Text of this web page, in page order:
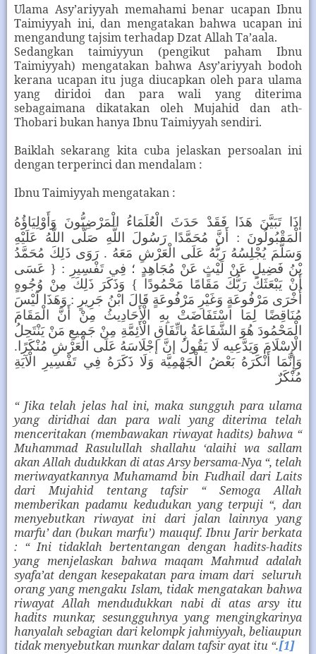
Ulama Asy’ariyyah memahami benar ucapan Ibnu
Taimiyyah ini, dan mengatakan bahwa ucapan ini
mengandung tajsim terhadap Dzat Allah Ta’aala.
Sedangkan taimiyyun (pengikut paham Ibnu
Taimiyyah) mengatakan bahwa Asy’ariyyah bodoh
kerana ucapan itu juga diucapkan oleh para ulama
yang diridoi dan para wali yang diterima
sebagaimana dikatakan oleh Mujahid dan ath-
Thobari bukan hanya Ibnu Taimiyyah sendiri.
Baiklah sekarang kita cuba jelaskan persoalan ini
dengan terperinci dan mendalam :
Ibnu Taimiyyah mengatakan :
إذَا تَبَيَّنَ هَذَا فَقَدْ حَدَثَ الْعُلَمَاءُ الْمَرْضِيُّونَ وَأَوْلِيَاؤُهُ
الْمَقْبُولُونَ : أَنَّ مُحَمَّدًا رَسُولَ اللَّهِ صَلَّى اللَّهُ عَلَيْهِ
وَسَلَّمَ يُجْلِسُهُ رَبُّهُ عَلَى الْعَرْشِ مَعَهُ . رَوَى ذَلِكَ مُحَمَّدُ
بْنُ فَضِيلٍ عَنْ لَيْثٍ عَنْ مُجَاهِدٍ ؛ فِي تَفْسِيرِ : { عَسَى
أَنْ يَبْعَثَكَ رَبُّكَ مَقَامًا مَحْمُودًا } وَذَكَرَ ذَلِكَ مِنْ وُجُوهٍ
أُخْرَى مَرْفُوعَةٍ وَغَيْرِ مَرْفُوعَةٍ قَالَ ابْنُ جَرِيرٍ : وَهَذَا لَيْسَ
مُنَاقِضًا لِمَا اسْتَفَاضَتْ بِهِ الْأَحَادِيثُ مِنْ أَنَّ الْمَقَامَ
الْمَحْمُودَ هُوَ الشَّفَاعَةُ بِاتِّفَاقِ الْأَئِمَّةِ مِنْ جَمِيعِ مَنْ يَنْتَحِلُ
الْإِسْلَامَ وَيَدَّعِيه لَا يَقُولُ إنَّ إجْلَاسَهُ عَلَى الْعَرْشِ مُنْكَرًا.
وَإِنَّمَا أَنْكَرَهُ بَعْضُ الْجَهْمِيَّة وَلَا ذَكَرَهُ فِي تَفْسِيرِ الْآيَةِ
مُنْكَرٌ
“ Jika telah jelas hal ini, maka sungguh para ulama
yang diridhai dan para wali yang diterima telah
menceritakan (membawakan riwayat hadits) bahwa “
Muhammad Rasulullah shallahu ‘alaihi wa sallam
akan Allah dudukkan di atas Arsy bersama-Nya “, telah
meriwayatkannya Muhamamd bin Fudhail dari Laits
dari Mujahid tentang tafsir “ Semoga Allah
memberikan padamu kedudukan yang terpuji “, dan
menyebutkan riwayat ini dari jalan lainnya yang
marfu’ dan (bukan marfu’) mauquf. Ibnu Jarir berkata
: “ Ini tidaklah bertentangan dengan hadits-hadits
yang menjelaskan bahwa maqam Mahmud adalah
syafa’at dengan kesepakatan para imam dari seluruh
orang yang mengaku Islam, tidak mengatakan bahwa
riwayat Allah mendudukkan nabi di atas arsy itu
hadits munkar, sesungguhnya yang mengingkarinya
hanyalah sebagian dari kelompk jahmiyyah, beliaupun
tidak menyebutkan munkar dalam tafsir ayat itu “.[1]